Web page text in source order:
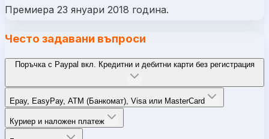
Премиера 23 януари 2018 година.
Често задавани въпроси
Поръчка с Paypal вкл. Кредитни и дебитни карти без регистрация
Epay, EasyPay, ATM (Банкомат), Visa или MasterCard
Куриер и наложен платеж